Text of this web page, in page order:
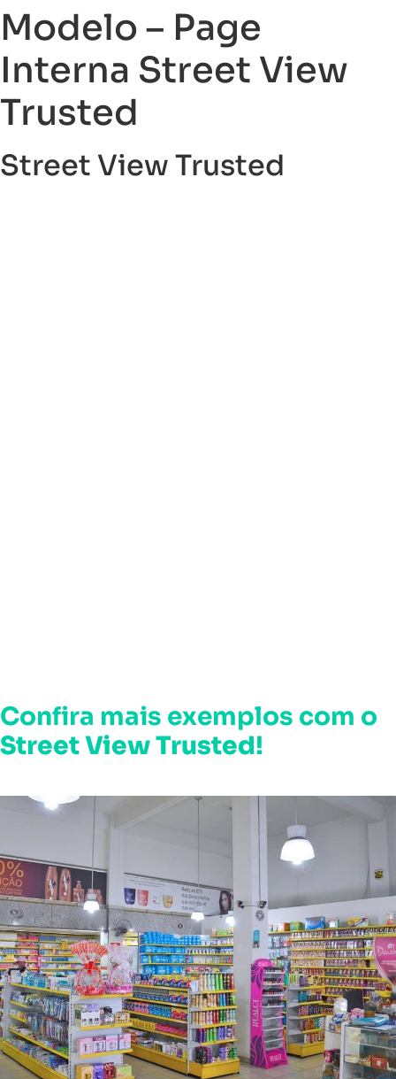
Modelo – Page
Interna Street View
Trusted
Street View Trusted
Confira mais exemplos com o
Street View Trusted!